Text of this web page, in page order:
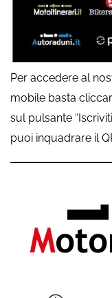
Per accedere al
mobile basta
sul pulsante
puoi inquadrare il